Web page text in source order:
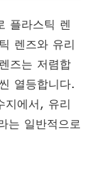
플라스틱 렌
렌즈와 유리
즈는 저렴합
열등합니다.
지에서, 유리
는 일반적으로